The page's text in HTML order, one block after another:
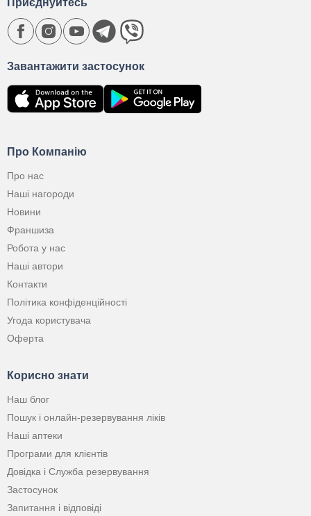
Про Компанію
Про нас
Наші нагороди
Новини
Франшиза
Робота у нас
Наші автори
Контакти
Політика конфіденційності
Угода користувача
Оферта
Корисно знати
Наш блог
Пошук і онлайн-резервування ліків
Наші аптеки
Програми для клієнтів
Довідка і Служба резервування
Застосунок
Запитання і відповіді
Завантажити застосунок
Приєднуйтесь